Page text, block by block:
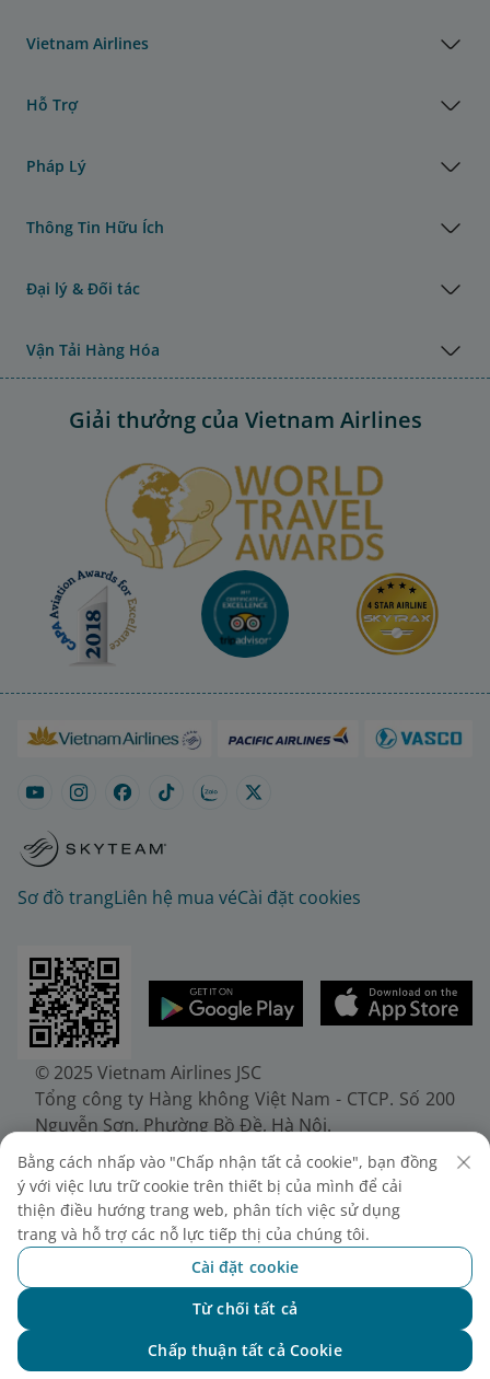
Vietnam Airlines
Hỗ Trợ
Pháp Lý
Thông Tin Hữu Ích
Đại lý & Đối tác
Vận Tải Hàng Hóa
Giải thưởng của Vietnam Airlines
Sơ đồ trangLiên hệ mua véCài đặt cookies
© 2025 Vietnam Airlines JSC
Tổng công ty Hàng không Việt Nam - CTCP. Số 200
Nguyễn Sơn, Phường Bồ Đề, Hà Nội.
Điện thoại: (+84-24) 38272289. Fax: (+84-24)
38722375
Giấy chứng nhận đăng ký doanh nghiệp, mã số
doanh nghiệp 0100107518, đăng ký lần đầu ngày
30/6/2010, đăng ký thay đổi lần thứ 10 ngày
24/7/2025, cấp bởi Sở Tài chính Thành phố Hà Nội.
Bằng cách nhấp vào "Chấp nhận tất cả cookie", bạn đồng
ý với việc lưu trữ cookie trên thiết bị của mình để cải
thiện điều hướng trang web, phân tích việc sử dụng
trang và hỗ trợ các nỗ lực tiếp thị của chúng tôi.
Cài đặt cookie
Từ chối tất cả
Chấp thuận tất cả Cookie